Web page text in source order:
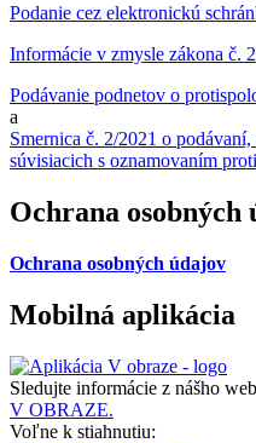
Podanie cez elektronickú
Informácie v zmysle zákona č.
Podávanie podnetov o
a
Smernica č. 2/2021 o
súvisiacich s oznamovaním
Ochrana osobných
Ochrana osobných údajov
Mobilná aplikácia
Sledujte informácie z nášho
V OBRAZE.
Voľne k stiahnutiu: